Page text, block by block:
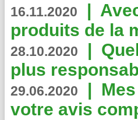
16.11.2020 |
produits de la
28.10.2020 |
plus
29.06.2020 |
votre avis